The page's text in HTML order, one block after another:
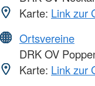
Karte: Link zur
Ortsvereine
DRK OV
Karte: Link zur